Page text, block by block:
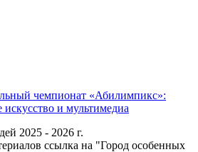
чемпионат «Абилимпикс»:
искусство и мультимедиа
2025 - 2026 г.
ссылка на "Город особенных